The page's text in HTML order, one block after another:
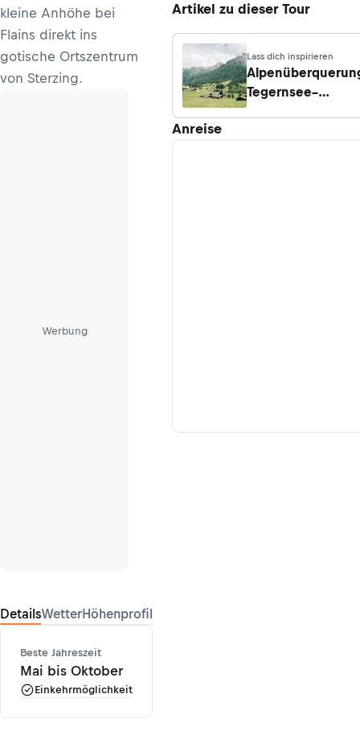
kleine Anhöhe bei
Flains direkt ins
gotische Ortszentrum
von Sterzing.
Werbung
DetailsWetterHöhenprofil
Beste Jahreszeit
Mai bis Oktober
Einkehrmöglichkeit
Artikel zu dieser Tour
Lass dich inspirieren
Tegernsee–
Anreise